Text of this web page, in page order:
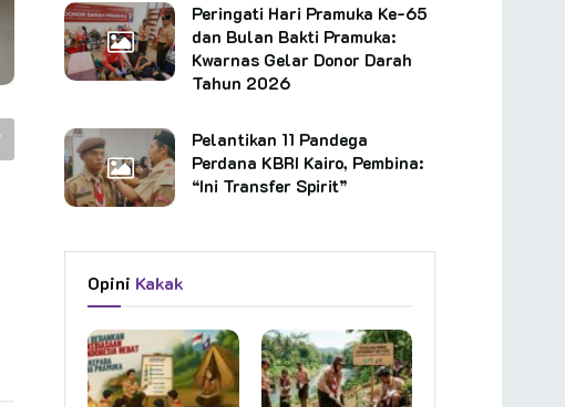
Peringati Hari Pramuka Ke-65
dan Bulan Bakti Pramuka:
Kwarnas Gelar Donor Darah
Tahun 2026
Pelantikan 11 Pandega
Perdana KBRI Kairo, Pembina:
“Ini Transfer Spirit”
Opini Kakak